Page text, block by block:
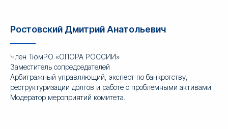
Ростовский Дмитрий Анатольевич
Член ТюмРО «ОПОРА РОССИИ»
Заместитель сопредседателей
Арбитражный управляющий, эксперт по банкротству,
реструктуризации долгов и работе с проблемными активами.
Модератор мероприятий комитета.